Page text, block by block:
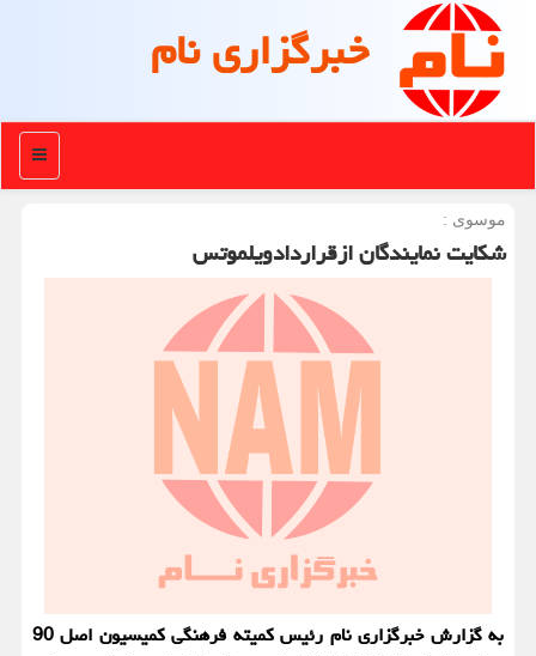
خبرگزاری نام
منو
موسوی :
شكایت نمایندگان ازقراردادویلموتس
به گزارش خبرگزاری نام رئیس كمیته فرهنگی كمیسیون اصل 90